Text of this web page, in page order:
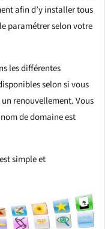
afin d’y installer tous
paramétrer selon votre
les différentes
selon si vous
renouvellement. Vous
de domaine est
simple et